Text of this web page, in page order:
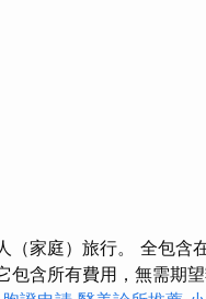
（家庭）旅行。 全包含
包含所有費用，無需期